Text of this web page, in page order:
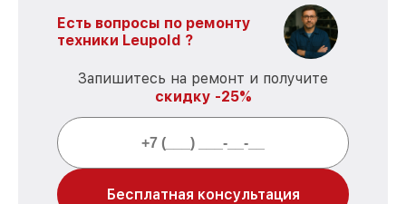
Есть вопросы по ремонту
техники Leupold ?
Запишитесь на ремонт и получите
скидку -25%
Бесплатная консультация